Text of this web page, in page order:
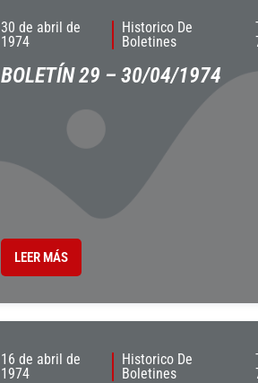
30 de abril de
1974
Historico De
Boletines
BOLETÍN 29 – 30/04/1974
LEER MÁS
16 de abril de
1974
Historico De
Boletines